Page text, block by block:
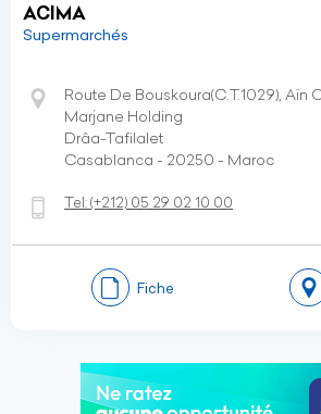
ACIMA
Supermarchés
Route De Bouskoura(C.T.1029), Aïn
Marjane Holding
Drâa-Tafilalet
Casablanca - 20250 - Maroc
Tel:(+212) 05 29 02 10 00
Fiche